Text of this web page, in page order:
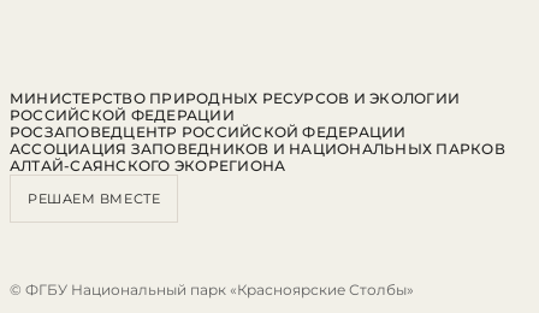
МИНИСТЕРСТВО ПРИРОДНЫХ РЕСУРСОВ И ЭКОЛОГИИ
РОССИЙСКОЙ ФЕДЕРАЦИИ
РОСЗАПОВЕДЦЕНТР РОССИЙСКОЙ ФЕДЕРАЦИИ
АССОЦИАЦИЯ ЗАПОВЕДНИКОВ И НАЦИОНАЛЬНЫХ ПАРКОВ
АЛТАЙ-САЯНСКОГО ЭКОРЕГИОНА
РЕШАЕМ ВМЕСТЕ
© ФГБУ Национальный парк «Красноярские Столбы»